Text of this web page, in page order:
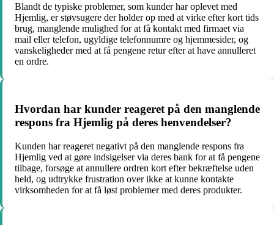
Blandt de typiske problemer, som kunder har oplevet med
Hjemlig, er støvsugere der holder op med at virke efter kort tids
brug, manglende mulighed for at få kontakt med firmaet via
mail eller telefon, ugyldige telefonnumre og hjemmesider, og
vanskeligheder med at få pengene retur efter at have annulleret
en ordre.
Hvordan har kunder reageret på den manglende
respons fra Hjemlig på deres henvendelser?
Kunden har reageret negativt på den manglende respons fra
Hjemlig ved at gøre indsigelser via deres bank for at få pengene
tilbage, forsøge at annullere ordren kort efter bekræftelse uden
held, og udtrykke frustration over ikke at kunne kontakte
virksomheden for at få løst problemer med deres produkter.